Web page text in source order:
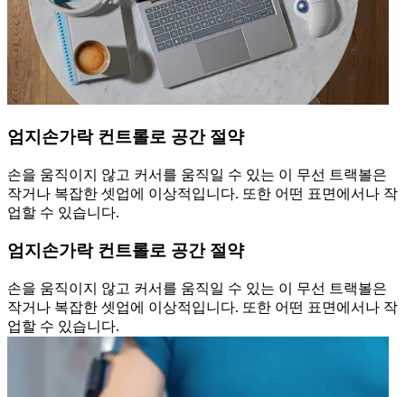
엄지손가락 컨트롤로 공간 절약
손을 움직이지 않고 커서를 움직일 수 있는 이 무선 트랙볼은
작거나 복잡한 셋업에 이상적입니다. 또한 어떤 표면에서나 작
업할 수 있습니다.
엄지손가락 컨트롤로 공간 절약
손을 움직이지 않고 커서를 움직일 수 있는 이 무선 트랙볼은
작거나 복잡한 셋업에 이상적입니다. 또한 어떤 표면에서나 작
업할 수 있습니다.